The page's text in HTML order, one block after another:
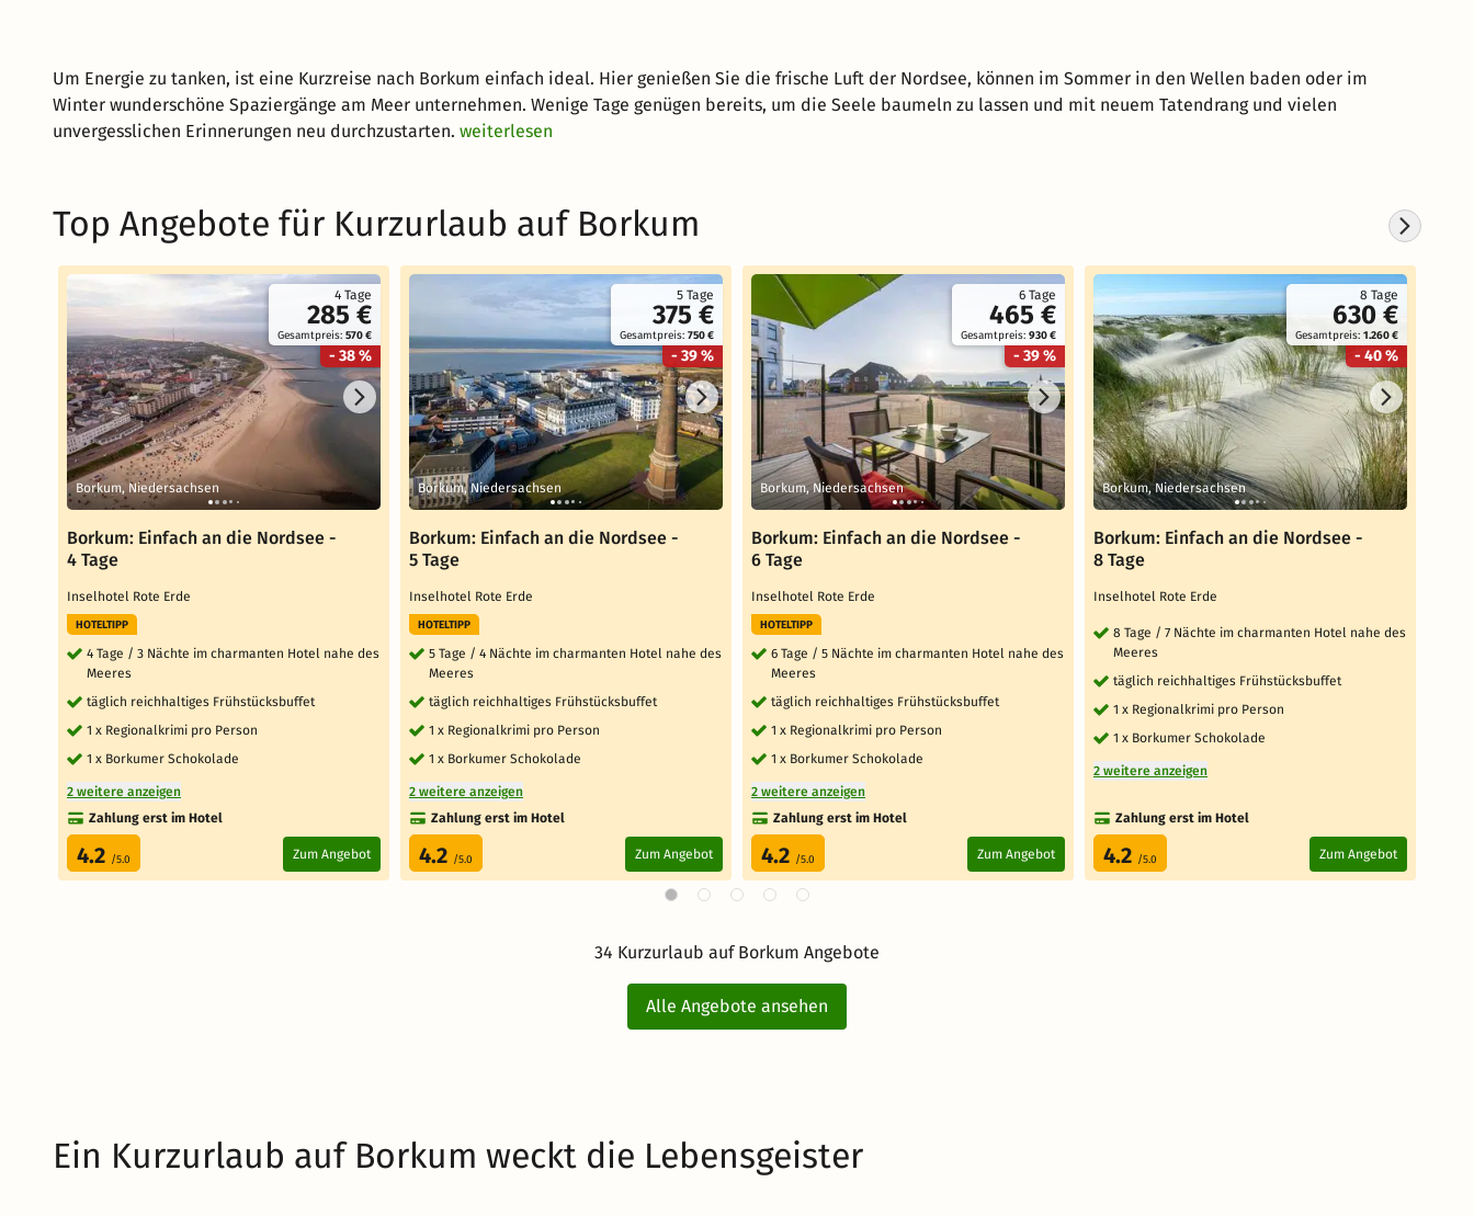
Um Energie zu tanken, ist eine Kurzreise nach Borkum einfach ideal. Hier genießen Sie die frische Luft der Nordsee, können im Sommer in den Wellen baden oder im
Winter wunderschöne Spaziergänge am Meer unternehmen. Wenige Tage genügen bereits, um die Seele baumeln zu lassen und mit neuem Tatendrang und vielen
unvergesslichen Erinnerungen neu durchzustarten. weiterlesen
Top Angebote für Kurzurlaub auf Borkum
4 Tage
285 €
Gesamtpreis: 570 €
- 38 %
Borkum, Niedersachsen
Borkum: Einfach an die Nordsee -
4 Tage
Inselhotel Rote Erde
HOTELTIPP
4 Tage / 3 Nächte im charmanten Hotel nahe des
Meeres
täglich reichhaltiges Frühstücksbuffet
1 x Regionalkrimi pro Person
1 x Borkumer Schokolade
2 weitere anzeigen
Zahlung erst im Hotel
4.2 /5.0 Zum Angebot
5 Tage
375 €
Gesamtpreis: 750 €
- 39 %
Borkum, Niedersachsen
Borkum: Einfach an die Nordsee -
5 Tage
Inselhotel Rote Erde
HOTELTIPP
5 Tage / 4 Nächte im charmanten Hotel nahe des
Meeres
täglich reichhaltiges Frühstücksbuffet
1 x Regionalkrimi pro Person
1 x Borkumer Schokolade
2 weitere anzeigen
Zahlung erst im Hotel
4.2 /5.0 Zum Angebot
6 Tage
465 €
Gesamtpreis: 930 €
- 39 %
Borkum, Niedersachsen
Borkum: Einfach an die Nordsee -
6 Tage
Inselhotel Rote Erde
HOTELTIPP
6 Tage / 5 Nächte im charmanten Hotel nahe des
Meeres
täglich reichhaltiges Frühstücksbuffet
1 x Regionalkrimi pro Person
1 x Borkumer Schokolade
2 weitere anzeigen
Zahlung erst im Hotel
4.2 /5.0 Zum Angebot
8 Tage
630 €
Gesamtpreis: 1.260 €
- 40 %
Borkum, Niedersachsen
Borkum: Einfach an die Nordsee -
8 Tage
Inselhotel Rote Erde
8 Tage / 7 Nächte im charmanten Hotel nahe des
Meeres
täglich reichhaltiges Frühstücksbuffet
1 x Regionalkrimi pro Person
1 x Borkumer Schokolade
2 weitere anzeigen
Zahlung erst im Hotel
4.2 /5.0 Zum Angebot
34 Kurzurlaub auf Borkum Angebote
Alle Angebote ansehen
Ein Kurzurlaub auf Borkum weckt die Lebensgeister